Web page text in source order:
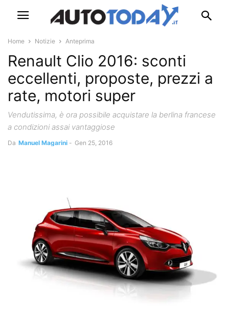
Home Notizie Anteprima
Renault Clio 2016: sconti
eccellenti, proposte, prezzi a
rate, motori super
Vendutissima, è ora possibile acquistare la berlina francese
a condizioni assai vantaggiose
Da Manuel Magarini - Gen 25, 2016